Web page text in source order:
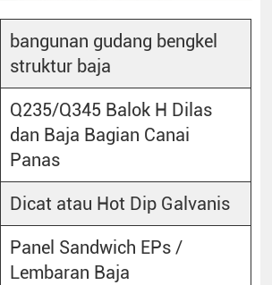
bangunan gudang bengkel
struktur baja
Q235/Q345 Balok H Dilas
dan Baja Bagian Canai
Panas
Dicat atau Hot Dip Galvanis
Panel Sandwich EPs /
Lembaran Baja